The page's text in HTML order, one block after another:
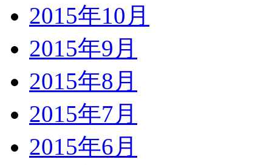
2015年10月
2015年9月
2015年8月
2015年7月
2015年6月